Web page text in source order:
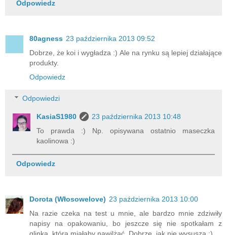
Odpowiedz
80agness 23 października 2013 09:52
Dobrze, że koi i wygładza :) Ale na rynku są lepiej działające
produkty.
Odpowiedz
Odpowiedzi
KasiaS1980
23 października 2013 10:48
To prawda :) Np. opisywana ostatnio maseczka
kaolinowa :)
Odpowiedz
Dorota (Włosowelove) 23 października 2013 10:00
Na razie czeka na test u mnie, ale bardzo mnie zdziwiły
napisy na opakowaniu, bo jeszcze się nie spotkałam z